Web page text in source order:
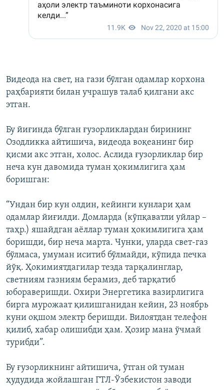
Видеода на свет, на гази бўлган одамлар корхона
раҳбарияти билан учрашув талаб қилгани акс
этган.
Бу йиғинда бўлган ғузорликлардан бирининг
Озодликка айтишича, видеода воқеанинг бир
қисми акс этган, холос. Аслида ғузорликлар бир
неча кун давомида туман ҳокимлигига ҳам
боришган:
“Ундан бир кун олдин, кейинги кунлари ҳам
одамлар йиғилди. Домларда (кўпқаватли уйлар –
таҳр.) яшайдган аёллар туман ҳокимлигига ҳам
боришди, бир неча марта. Чунки, уларда свет-газ
бўлмаса, умуман иситиб бўлмайди, кўпида печка
йўқ. Ҳокимиятдагилар тезда тарқалинглар,
светниям газниям берамиз, деб тарқатиб
юбораверишди. Охири Энергетика вазирлигига
бирга мурожаат қилишганидан кейин, 23 ноябрь
куни оқшом электр беришди. Вилоятдан телефон
қилиб, хабар олишибди ҳам. Ҳозир мана ўчмай
турибди”.
Бу ғузорликнинг айтишича, ўтган ой туман
ҳудудида жойлашган ГТЛ-Ўзбекистон заводи